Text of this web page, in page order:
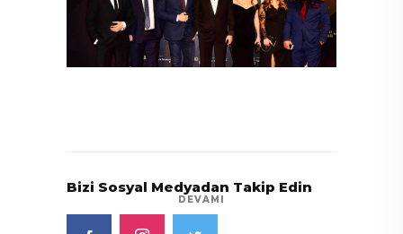
DEVAMI
Bizi Sosyal Medyadan Takip Edin